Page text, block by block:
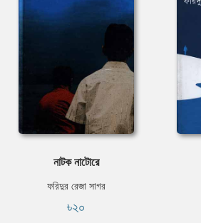
নাটক নাটোরে
ফরিদুর রেজা সাগর
৳২০